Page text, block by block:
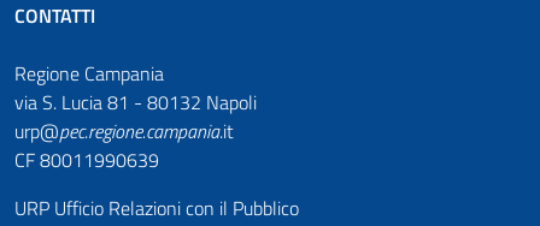
CONTATTI
Regione Campania
via S. Lucia 81 - 80132 Napoli
urp@pec.regione.campania.it
CF 80011990639
URP Ufficio Relazioni con il Pubblico